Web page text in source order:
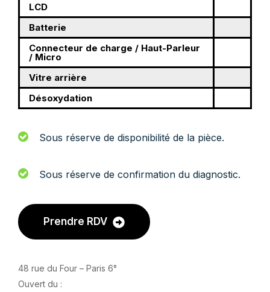
LCD
Batterie
Connecteur de charge / Haut-Parleur
/ Micro
Vitre arrière
Désoxydation
Sous réserve de disponibilité de la pièce.
Sous réserve de confirmation du diagnostic.
Prendre RDV
48 rue du Four – Paris 6°
Ouvert du :